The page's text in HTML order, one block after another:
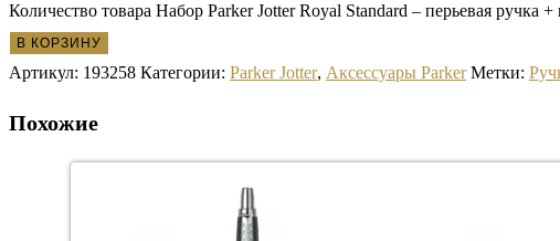
Количество товара Набор Parker Jotter Royal Standard – перьевая ручка
В КОРЗИНУ
Артикул: 193258 Категории: Parker Jotter, Аксессуары Parker Метки:
Похожие